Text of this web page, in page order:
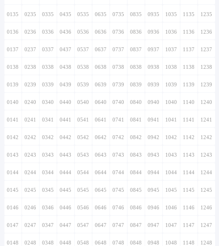
0135 0235 0335 0435 0535 0635 0735 0835 0935 1035 1135 1235
0136 0236 0336 0436 0536 0636 0736 0836 0936 1036 1136 1236
0137 0237 0337 0437 0537 0637 0737 0837 0937 1037 1137 1237
0138 0238 0338 0438 0538 0638 0738 0838 0938 1038 1138 1238
0139 0239 0339 0439 0539 0639 0739 0839 0939 1039 1139 1239
0140 0240 0340 0440 0540 0640 0740 0840 0940 1040 1140 1240
0141 0241 0341 0441 0541 0641 0741 0841 0941 1041 1141 1241
0142 0242 0342 0442 0542 0642 0742 0842 0942 1042 1142 1242
0143 0243 0343 0443 0543 0643 0743 0843 0943 1043 1143 1243
0144 0244 0344 0444 0544 0644 0744 0844 0944 1044 1144 1244
0145 0245 0345 0445 0545 0645 0745 0845 0945 1045 1145 1245
0146 0246 0346 0446 0546 0646 0746 0846 0946 1046 1146 1246
0147 0247 0347 0447 0547 0647 0747 0847 0947 1047 1147 1247
0148 0248 0348 0448 0548 0648 0748 0848 0948 1048 1148 1248